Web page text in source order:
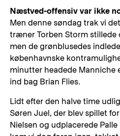
Næstved-offensiv var ikke
Men denne søndag trak vi
træner Torben Storm stillede
men de grønblusedes
københavnske
minutter headede Manniche
ind bag Brian Flies.
Lidt efter den halve time
Søren Juel, der blev spillet
Nielsen og udplacerede